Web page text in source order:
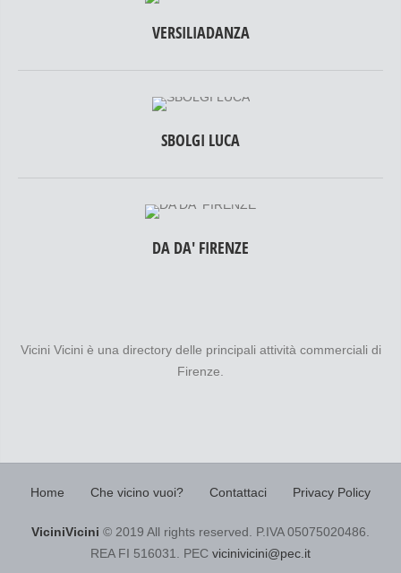
VERSILIADANZA
SBOLGI LUCA
DA DA' FIRENZE
Vicini Vicini è una directory delle principali attività commerciali di
Firenze.
Home Che vicino vuoi? Contattaci Privacy Policy
ViciniVicini © 2019 All rights reserved. P.IVA 05075020486.
REA FI 516031. PEC vicinivicini@pec.it